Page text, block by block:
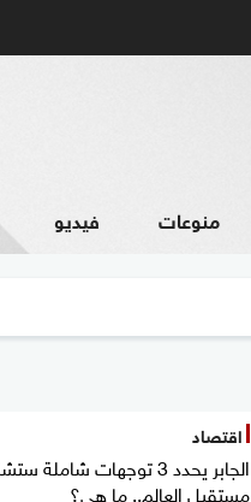
منوعات فيديو
اقتصاد
الجابر يحدد 3 توجهات شاملة
مستقبل العالم.. ما هي؟